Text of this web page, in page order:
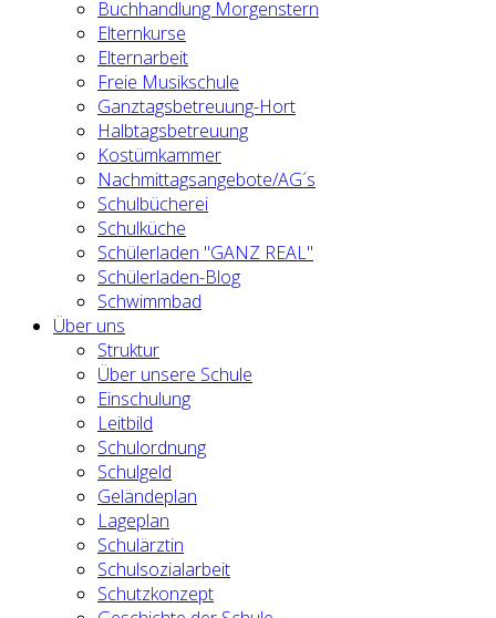
Buchhandlung Morgenstern
Elternkurse
Elternarbeit
Freie Musikschule
Ganztagsbetreuung-Hort
Halbtagsbetreuung
Kostümkammer
Nachmittagsangebote/AG´s
Schulbücherei
Schulküche
Schülerladen "GANZ REAL"
Schülerladen-Blog
Schwimmbad
Über uns
Struktur
Über unsere Schule
Einschulung
Leitbild
Schulordnung
Schulgeld
Geländeplan
Lageplan
Schulärztin
Schulsozialarbeit
Schutzkonzept